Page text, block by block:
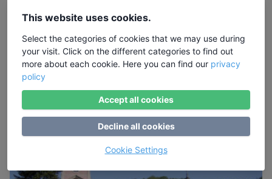
855,00 €
buchbar Mehr Informationen
This website uses cookies.
Select the categories of cookies that we may use during
your visit. Click on the different categories to find out
more about each cookie. Here you can find our privacy
policy
Accept all cookies
Decline all cookies
Cookie Settings